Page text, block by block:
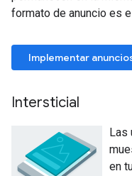
formato de anuncio es
Implementar
Intersticial
Las
en